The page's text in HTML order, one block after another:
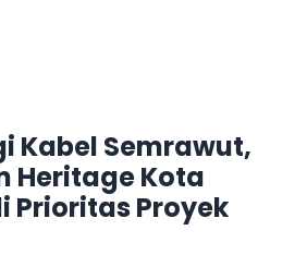
Kabel Semrawut,
Heritage Kota
Prioritas Proyek